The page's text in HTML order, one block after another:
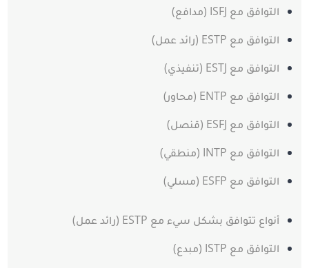
التوافق مع ISFJ (مدافع)
التوافق مع ESTP (رائد عمل)
التوافق مع ESTJ (تنفيذي)
التوافق مع ENTP (محاور)
التوافق مع ESFJ (قنصل)
التوافق مع INTP (منطقي)
التوافق مع ESFP (مسلي)
أنواع تتوافق بشكل سيء مع ESTP (رائد عمل)
التوافق مع ISTP (مبدع)